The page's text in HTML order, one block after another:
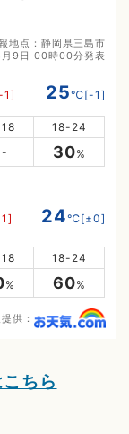
地点：静岡県三島市
9日 00時00分発表
1] 25℃[-1]
18-24
30%
24℃[±0]
18-24
% 60%
供：
ちら